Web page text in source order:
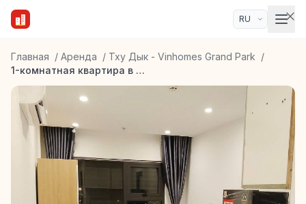
Главная / Аренда / Тху Дык - Vinhomes Grand Park /
1-комнатная квартира в Vinhomes Grand Park Beverly Solari